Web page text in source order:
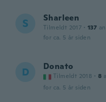
S Sharleen
Tilmeldt 2017 · 137
for ca. 5 år siden
D Donato
Tilmeldt 2018 · 8
for ca. 5 år siden